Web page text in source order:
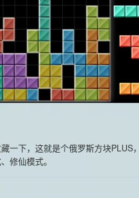
一下，这就是个俄罗斯方块
修仙模式。